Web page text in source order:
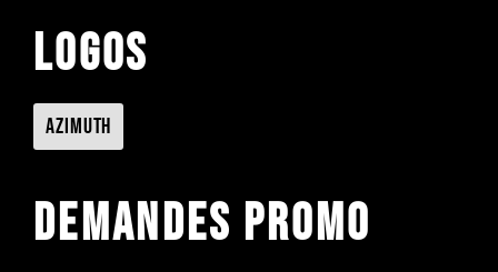
Logos
Azimuth
Demandes promo